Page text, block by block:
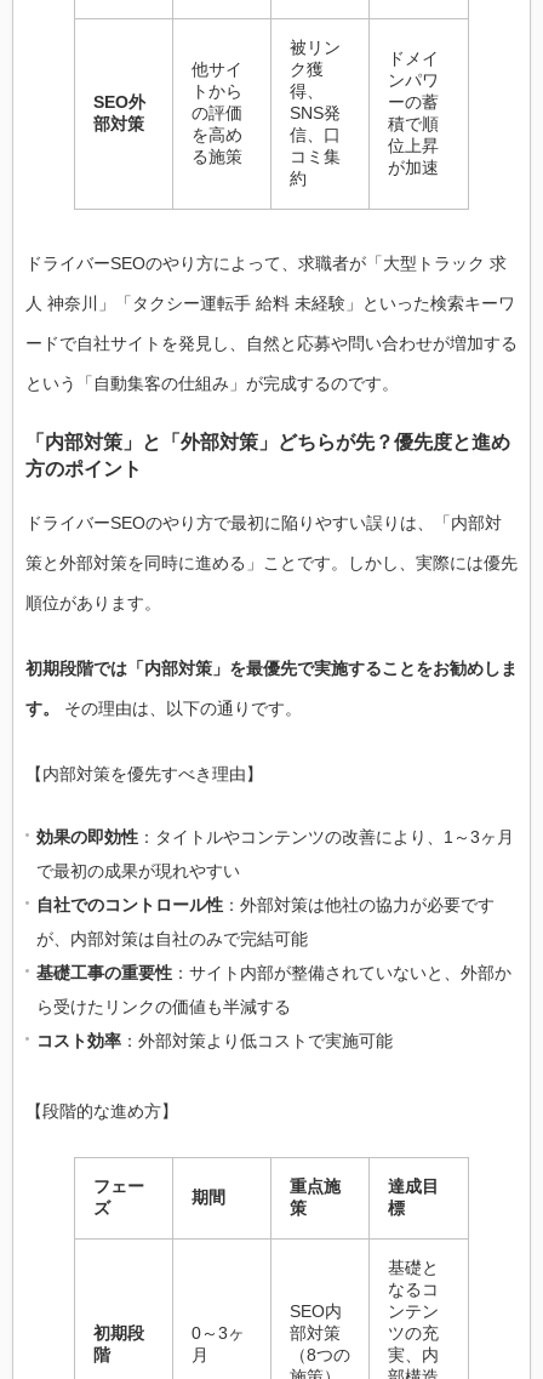
SEO外
部対策
他サイ
トから
の評価
を高め
る施策
被リン
ク獲
得、
SNS発
信、口
コミ集
約
ドメイ
ンパワ
ーの蓄
積で順
位上昇
が加速
ドライバーSEOのやり方によって、求職者が「大型トラック 求
人 神奈川」「タクシー運転手 給料 未経験」といった検索キーワ
ードで自社サイトを発見し、自然と応募や問い合わせが増加する
という「自動集客の仕組み」が完成するのです。
「内部対策」と「外部対策」どちらが先？優先度と進め
方のポイント
ドライバーSEOのやり方で最初に陥りやすい誤りは、「内部対
策と外部対策を同時に進める」ことです。しかし、実際には優先
順位があります。
初期段階では「内部対策」を最優先で実施することをお勧めしま
す。 その理由は、以下の通りです。
【内部対策を優先すべき理由】
効果の即効性 ：タイトルやコンテンツの改善により、1～3ヶ月
で最初の成果が現れやすい
自社でのコントロール性 ：外部対策は他社の協力が必要です
が、内部対策は自社のみで完結可能
基礎工事の重要性 ：サイト内部が整備されていないと、外部か
ら受けたリンクの価値も半減する
コスト効率 ：外部対策より低コストで実施可能
【段階的な進め方】
フェー
ズ
期間
重点施
策
達成目
標
初期段
階
0～3ヶ
月
SEO内
部対策
（8つの
基礎と
なるコ
ンテン
ツの充
実、内